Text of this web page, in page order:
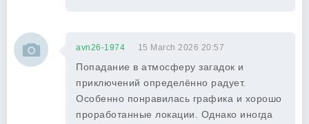
avn26-1974 15 March 2026 20:57
Попадание в атмосферу загадок и
приключений определённо радует.
Особенно понравилась графика и хорошо
проработанные локации. Однако иногда